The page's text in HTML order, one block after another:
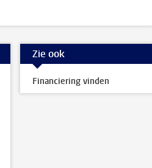
Zie ook
Financiering vinden